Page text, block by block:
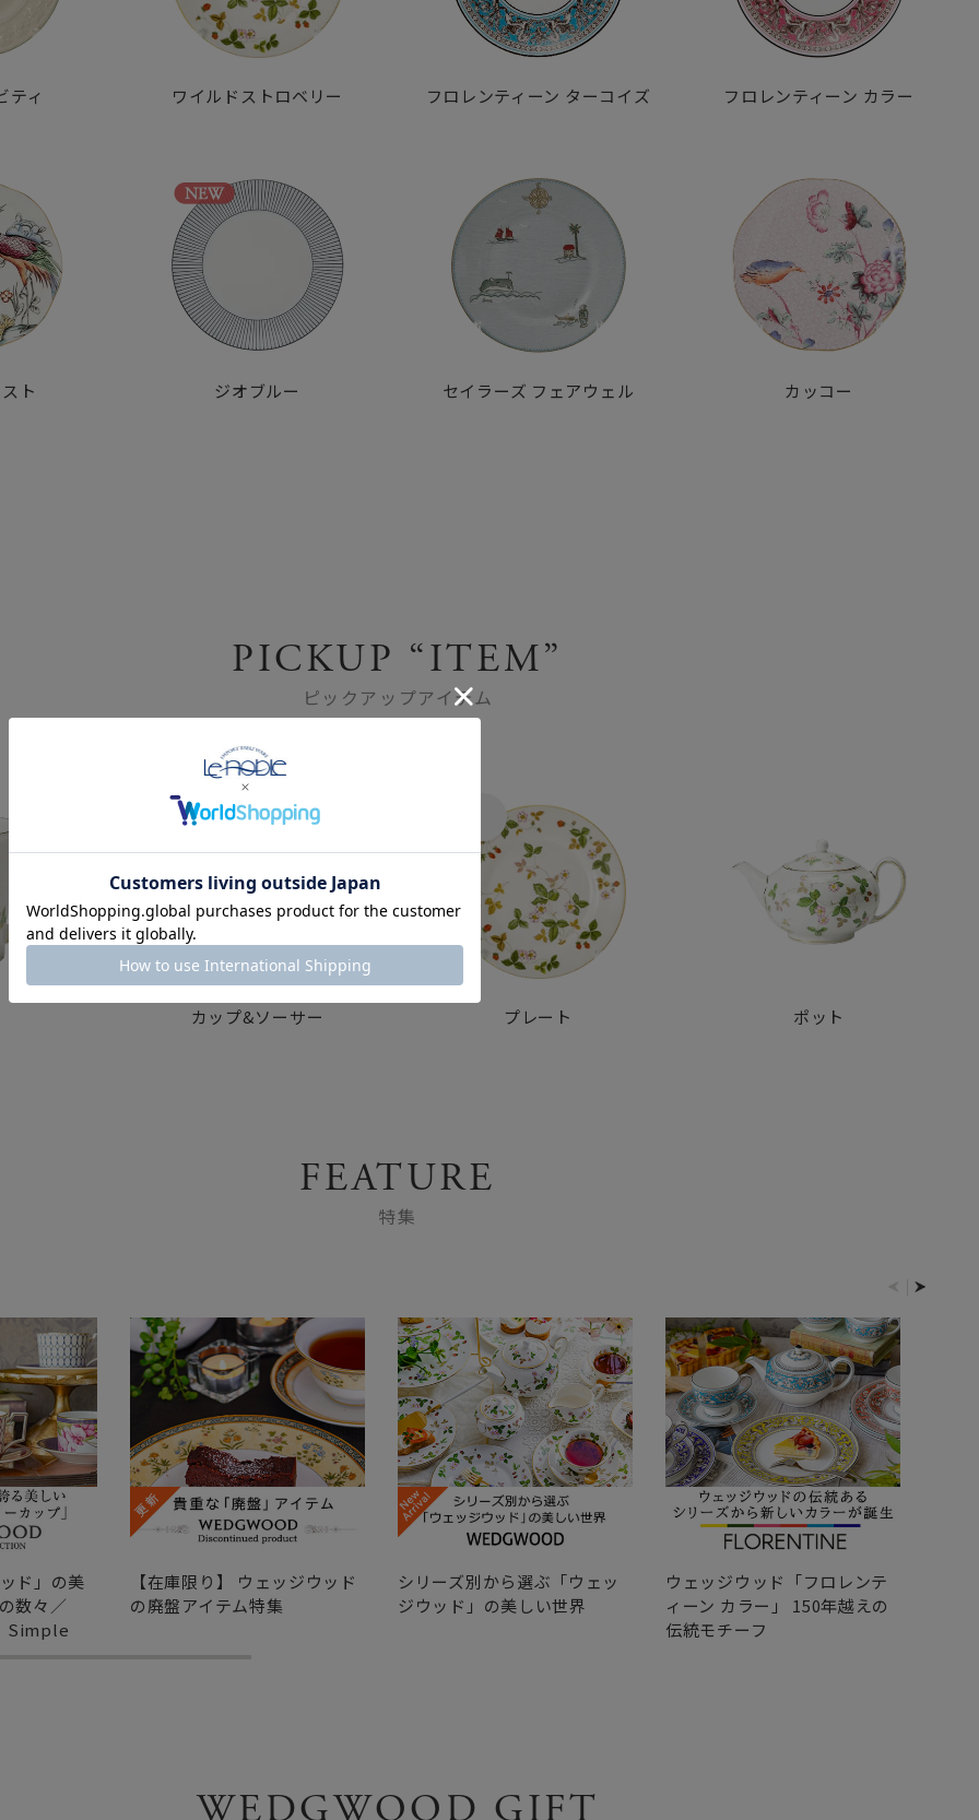
ティ ワイルドストロベリー フロレンティーン ターコイズ フロレンティーン カラー
ト ジオブルー セイラーズ フェアウェル カッコー
PICKUP “ITEM”
ピックアップアイテム
カップ&ソーサー プレート ポット
FEATURE
特集
ド」の美
数々／
Simple
【在庫限り】 ウェッジウッド
の廃盤アイテム特集
シリーズ別から選ぶ「ウェッ
ジウッド」の美しい世界
ウェッジウッド「フロレンテ
ィーン カラー」 150年越えの
伝統モチーフ